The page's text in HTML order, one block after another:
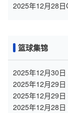
2025年12月28
篮球集锦
2025年12月30
阿夫迪亚
2025年12月29
57-80俄勒冈大
2025年12月29
图大学 全场集锦
2025年12月28